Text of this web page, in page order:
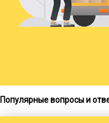
Популярные вопросы и